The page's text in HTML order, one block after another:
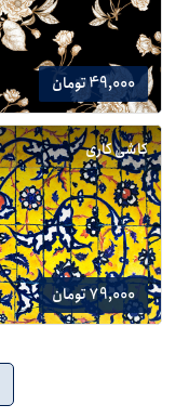
49,000 تومان
کاشی کاری
79,000 تومان